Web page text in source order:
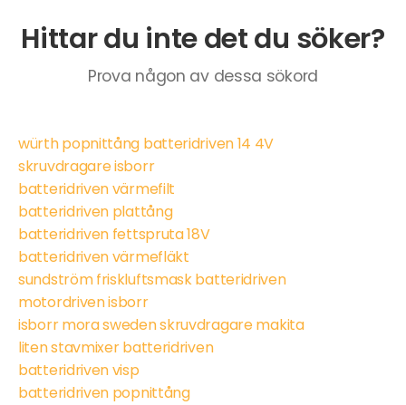
Hittar du inte det du söker?
Prova någon av dessa sökord
würth popnittång batteridriven 14 4V
skruvdragare isborr
batteridriven värmefilt
batteridriven plattång
batteridriven fettspruta 18V
batteridriven värmefläkt
sundström friskluftsmask batteridriven
motordriven isborr
isborr mora sweden skruvdragare makita
liten stavmixer batteridriven
batteridriven visp
batteridriven popnittång